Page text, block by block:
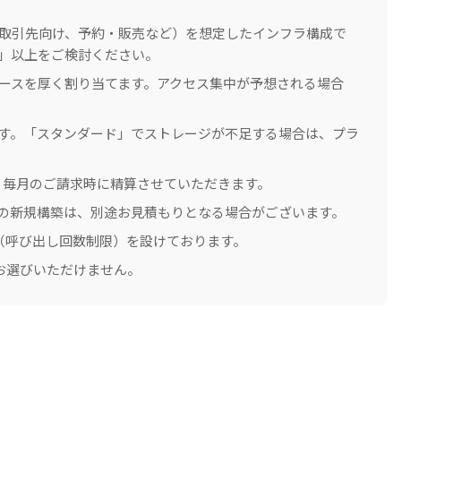
引先向け、予約・販売など）を想定したインフラ構成で
上をご検討ください。
を厚く割り当てます。アクセス集中が予想される場合
「スタンダード」でストレージが不足する場合は、プラ
のご請求時に精算させていただきます。
規構築は、別途お見積もりとなる場合がございます。
び出し回数制限）を設けております。
びいただけません。